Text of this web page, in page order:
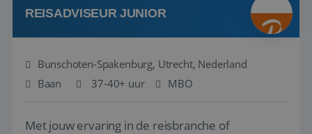
REISADVISEUR JUNIOR
Bunschoten-Spakenburg, Utrecht, Nederland
Baan
37-40+ uur MBO
Met jouw ervaring in de reisbranche of